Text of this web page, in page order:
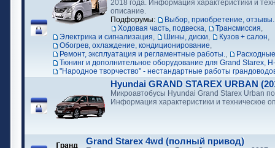
2018 года. Информация характеристики и
описание.
Подфорумы:
Выбор, приобретение, отзывы.
Ходовая часть, подвеска, Трансмиссия,
Электрика и сигнализация, Шины, диски, Кузов + салон,
Обогрев, охлаждение, кондиционирование,
Ремонт, эксплуатация и регламентные работы.,
Тюнинг и дополнительное оборудование для Grand Starex,
"Народное творчество" - нестандартные работы
Hyundai GRAND STAREX URBAN
Микроавтобусы Hyundai Grand Starex Urban
Информация характеристики и техническое
Grand Starex 4wd (полный привод)